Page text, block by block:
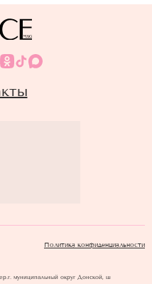
Политика конфиденциальности
муниципальный округ Донской, ш